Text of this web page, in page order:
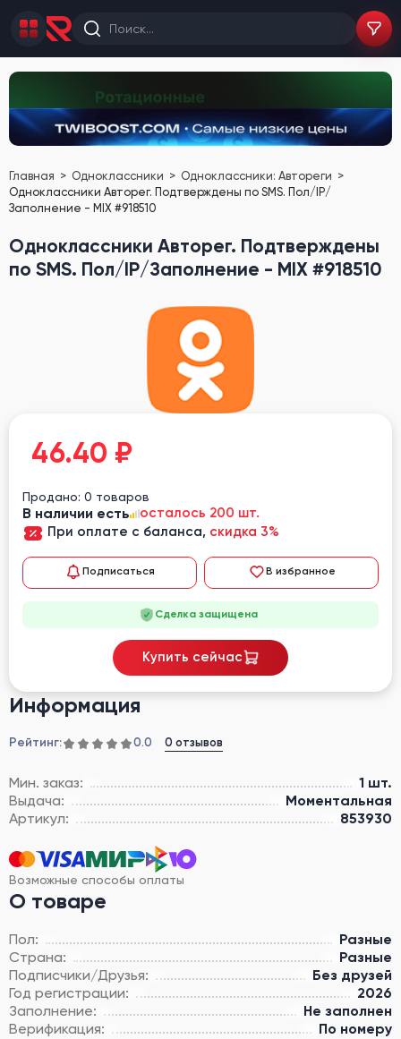
Главная Одноклассники
Одноклассники: Автореги
Одноклассники Авторег. Подтверждены по SMS. Пол/IP/
Заполнение - MIX #918510
Одноклассники Авторег. Подтверждены
по SMS. Пол/IP/Заполнение - MIX #918510
Информация
Рейтинг: 0.0 0 отзывов
Мин. заказ:
1 шт.
Выдача:
Моментальная
Артикул:
853930
Возможные способы оплаты
О товаре
Пол:
Разные
Страна:
Разные
Подписчики/Друзья:
Без друзей
Год регистрации:
2026
Заполнение:
Не заполнен
Верификация:
По номеру
46.40 ₽
Продано: 0 товаров
В наличии есть
осталось 200 шт.
При оплате с баланса, скидка 3%
Подписаться В избранное
Сделка защищена
Купить сейчас